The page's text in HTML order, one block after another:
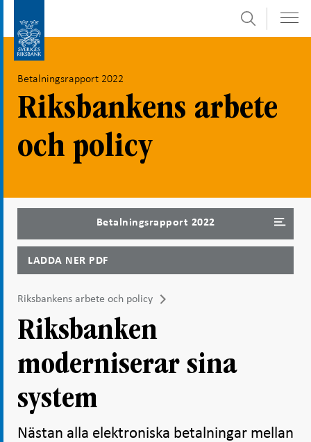
direkt
innehåll
undersidor
Sök
Betalningsrapport 2022
Riksbankens arbete
och policy
Betalningsrapport 2022
LADDA NER PDF
Riksbankens arbete och policy
Riksbanken
moderniserar sina
system
Nästan alla elektroniska betalningar mellan